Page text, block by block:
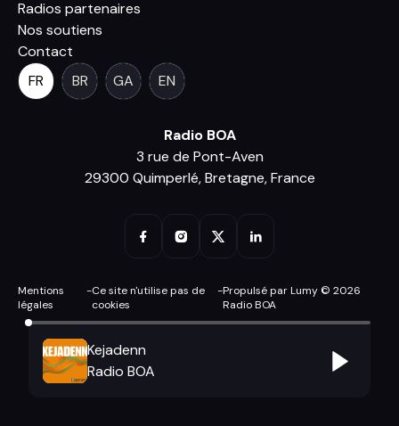
Radios partenaires
Nos soutiens
Contact
FR
BR GA EN
Radio BOA
3 rue de Pont-Aven
29300 Quimperlé, Bretagne, France
Mentions
légales
-Ce site n'utilise pas de
cookies
-Propulsé par Lumy © 2026
Radio BOA
Kejadenn
Radio BOA